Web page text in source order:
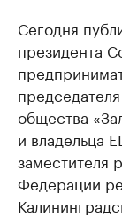
Сегодня
президента
общества
и владельца
заместителя
Федерации